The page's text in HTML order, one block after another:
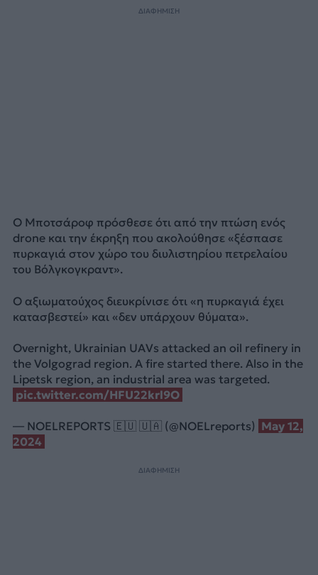
ΔΙΑΦΗΜΙΣΗ
Ο Μποτσάροφ πρόσθεσε ότι από την πτώση ενός
drone και την έκρηξη που ακολούθησε «ξέσπασε
πυρκαγιά στον χώρο του διυλιστηρίου πετρελαίου
του Βόλγκογκραντ».
Ο αξιωματούχος διευκρίνισε ότι «η πυρκαγιά έχει
κατασβεστεί» και «δεν υπάρχουν θύματα».
Overnight, Ukrainian UAVs attacked an oil refinery in
the Volgograd region. A fire started there. Also in the
Lipetsk region, an industrial area was targeted.
pic.twitter.com/HFU22krl9O
— NOELREPORTS 🇪🇺 🇺🇦 (@NOELreports) May 12,
2024
ΔΙΑΦΗΜΙΣΗ